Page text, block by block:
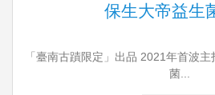
保生大帝益生
「臺南古蹟限定」出品 2021年首波
菌...